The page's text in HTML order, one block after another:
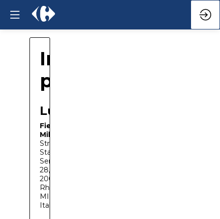
Informazioni
Fiera
Milano, Padiglione 16
Strada
Statale
Sempione,
28,
20017
Rho
MI,
Italy